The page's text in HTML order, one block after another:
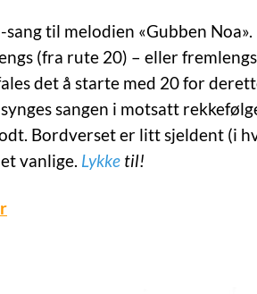
til melodien «Gubben
(fra rute 20) – eller
det å starte med 20 for
sangen i motsatt
Bordverset er litt sjeldent (i
vanlige. Lykke til!